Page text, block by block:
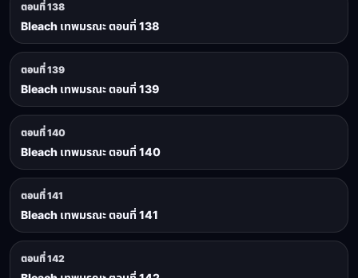
ตอนที่ 138
Bleach เทพมรณะ ตอนที่ 138
ตอนที่ 139
Bleach เทพมรณะ ตอนที่ 139
ตอนที่ 140
Bleach เทพมรณะ ตอนที่ 140
ตอนที่ 141
Bleach เทพมรณะ ตอนที่ 141
ตอนที่ 142